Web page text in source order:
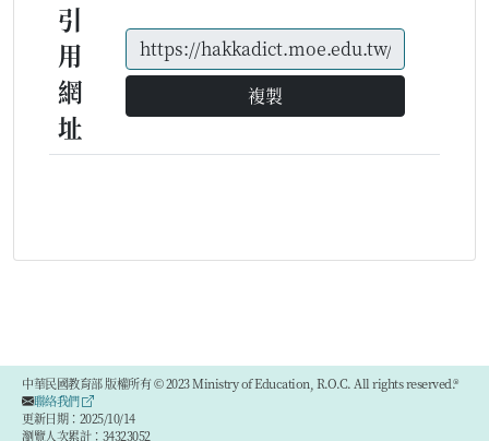
引
用
網
址
複製
中華民國教育部 版權所有 © 2023 Ministry of Education, R.O.C. All rights reserved.®
聯絡我們
更新日期：2025/10/14
瀏覽人次累計：34323052